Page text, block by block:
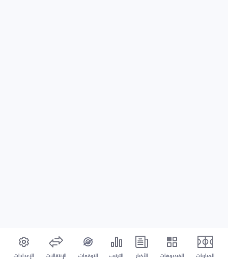
المباريات الفيديوهات الأخبار الترتيب التوقعات الإنتقالات الإعدادات